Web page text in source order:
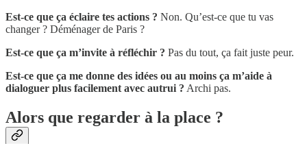
Est-ce que ça éclaire tes actions ? Non. Qu’est-ce que tu vas
changer ? Déménager de Paris ?
Est-ce que ça m’invite à réfléchir ? Pas du tout, ça fait juste peur.
Est-ce que ça me donne des idées ou au moins ça m’aide à
dialoguer plus facilement avec autrui ? Archi pas.
Alors que regarder à la place ?